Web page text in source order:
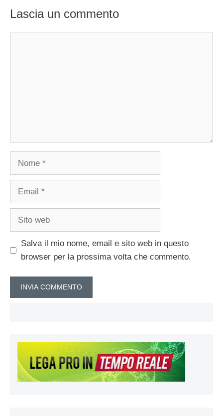
Lascia un commento
Nome
Email
Sito
Salva il mio nome, email e sito web in questo
browser per la prossima volta che commento.